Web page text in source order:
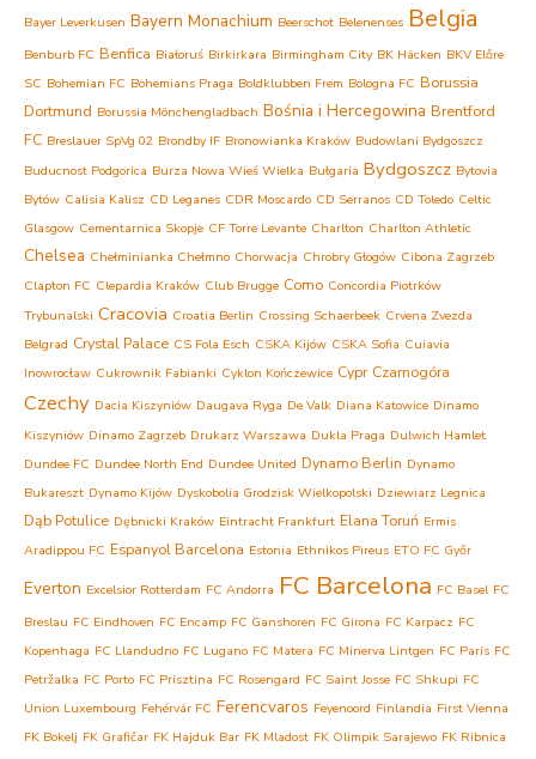
Bayer Leverkusen Bayern Monachium Beerschot Belenenses Belgia
Benburb FC Benfica Białoruś Birkirkara Birmingham City BK Häcken BKV Előre
SC Bohemian FC Bohemians Praga Boldklubben Frem Bologna FC Borussia
Dortmund Borussia Mönchengladbach Bośnia i Hercegowina Brentford
FC Breslauer SpVg 02 Brondby IF Bronowianka Kraków Budowlani Bydgoszcz
Buducnost Podgorica Burza Nowa Wieś Wielka Bułgaria Bydgoszcz Bytovia
Bytów Calisia Kalisz CD Leganes CDR Moscardo CD Serranos CD Toledo Celtic
Glasgow Cementarnica Skopje CF Torre Levante Charlton Charlton Athletic
Chelsea Chełminianka Chełmno Chorwacja Chrobry Głogów Cibona Zagrzeb
Clapton FC Clepardia Kraków Club Brugge Como Concordia Piotrków
Trybunalski Cracovia Croatia Berlin Crossing Schaerbeek Crvena Zvezda
Belgrad Crystal Palace CS Fola Esch CSKA Kijów CSKA Sofia Cuiavia
Inowrocław Cukrownik Fabianki Cyklon Kończewice Cypr Czarnogóra
Czechy Dacia Kiszyniów Daugava Ryga De Valk Diana Katowice Dinamo
Kiszyniów Dinamo Zagrzeb Drukarz Warszawa Dukla Praga Dulwich Hamlet
Dundee FC Dundee North End Dundee United Dynamo Berlin Dynamo
Bukareszt Dynamo Kijów Dyskobolia Grodzisk Wielkopolski Dziewiarz Legnica
Dąb Potulice Dębnicki Kraków Eintracht Frankfurt Elana Toruń Ermis
Aradippou FC Espanyol Barcelona Estonia Ethnikos Pireus ETO FC Győr
Everton Excelsior Rotterdam FC Andorra FC Barcelona FC Basel FC
Breslau FC Eindhoven FC Encamp FC Ganshoren FC Girona FC Karpacz FC
Kopenhaga FC Llandudno FC Lugano FC Matera FC Minerva Lintgen FC Paris FC
Petržalka FC Porto FC Prisztina FC Rosengard FC Saint Josse FC Shkupi FC
Union Luxembourg Fehérvár FC Ferencvaros Feyenoord Finlandia First Vienna
FK Bokelj FK Grafičar FK Hajduk Bar FK Mladost FK Olimpik Sarajewo FK Ribnica